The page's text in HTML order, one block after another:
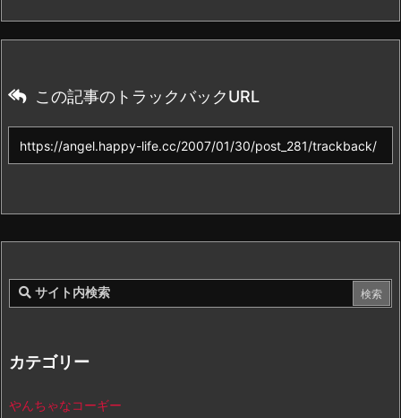
この記事のトラックバックURL
カテゴリー
やんちゃなコーギー